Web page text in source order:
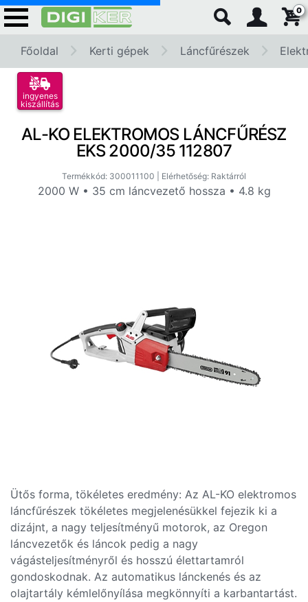
0
Főoldal Kerti gépek Láncfűrészek
ingyenes
kiszállítás
AL-KO ELEKTROMOS LÁNCFŰRÉSZ
EKS 2000/35 112807
Termékkód: 300011100 | Elérhetőség: Raktárról
2000 W • 35 cm láncvezető hossza • 4.8 kg
Ütős forma, tökéletes eredmény: Az AL-KO elektromos
láncfűrészek tökéletes megjelenésükkel fejezik ki a
dizájnt, a nagy teljesítményű motorok, az Oregon
láncvezetők és láncok pedig a nagy
vágásteljesítményről és hosszú élettartamról
gondoskodnak. Az automatikus lánckenés és az
olajtartály kémlelőnyílása megkönnyíti a karbantartást.